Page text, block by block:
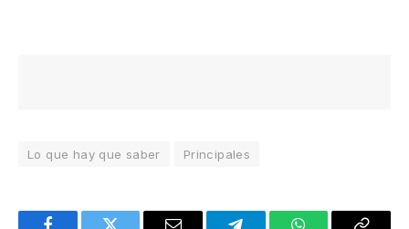
Lo que hay que saber Principales